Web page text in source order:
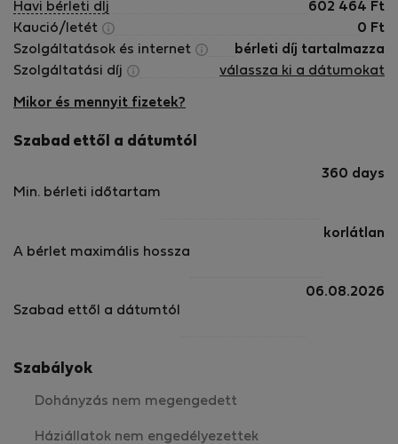
Havi bérleti dÍj 602 464 Ft
Kaució/letét
0 Ft
Szolgáltatások és internet
bérleti díj tartalmazza
Szolgáltatási díj
válassza ki a dátumokat
Mikor és mennyit fizetek?
Szabad ettől a dátumtól
Min. bérleti időtartam
360 days
A bérlet maximális hossza
korlátlan
Szabad ettől a dátumtól
06.08.2026
Szabályok
Dohányzás nem megengedett
Háziállatok nem engedélyezettek